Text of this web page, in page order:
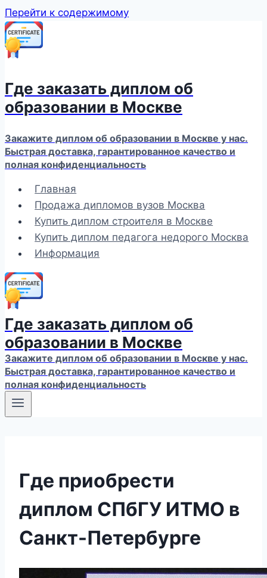
Перейти к содержимому
Где заказать диплом об
образовании в Москве
Закажите диплом об образовании в Москве у нас.
Быстрая доставка, гарантированное качество и
полная конфиденциальность
Главная
Продажа дипломов вузов Москва
Купить диплом строителя в Москве
Купить диплом педагога недорого Москва
Информация
Где заказать диплом об
образовании в Москве
Закажите диплом об образовании в Москве у нас.
Быстрая доставка, гарантированное качество и
полная конфиденциальность
Где приобрести
диплом СПбГУ ИТМО в
Санкт-Петербурге